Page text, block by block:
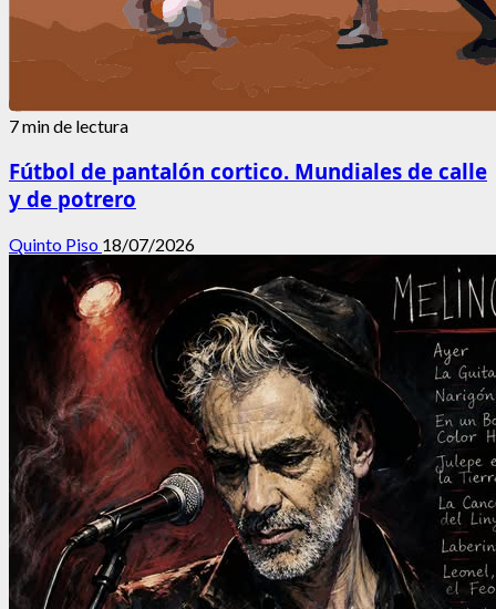
7 min de lectura
Fútbol de pantalón cortico. Mundiales de calle
y de potrero
Quinto Piso 18/07/2026